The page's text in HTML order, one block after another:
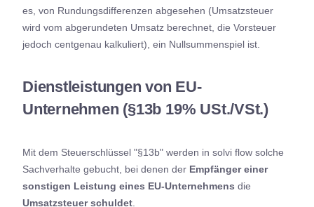
es, von Rundungsdifferenzen abgesehen (Umsatzsteuer
wird vom abgerundeten Umsatz berechnet, die Vorsteuer
jedoch centgenau kalkuliert), ein Nullsummenspiel ist.
Dienstleistungen von EU-
Unternehmen (§13b 19% USt./VSt.)
Mit dem Steuerschlüssel "§13b" werden in solvi flow solche
Sachverhalte gebucht, bei denen der Empfänger einer
sonstigen Leistung eines EU-Unternehmens die
Umsatzsteuer schuldet